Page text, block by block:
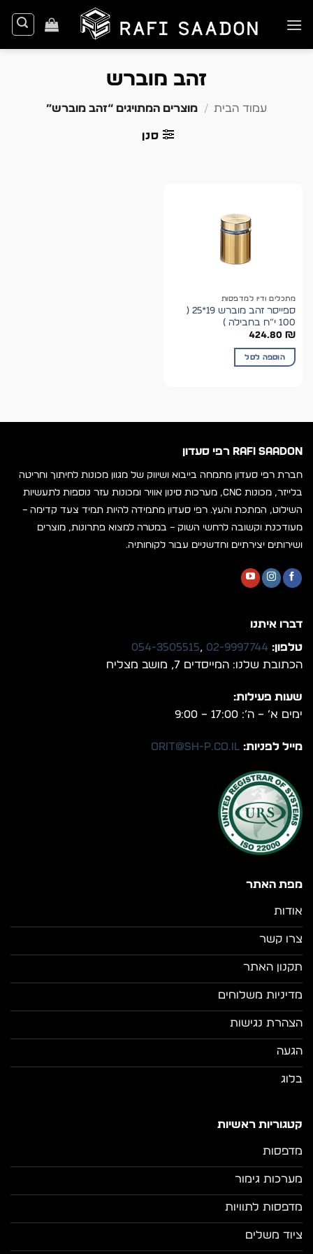
to
זהב מוברש
עמוד הבית / מוצרים המתויגים “זהב מוברש”
סנן
מתכלים ודיו למדפסות
ספייסר זהב מוברש 19*25 (
100 י”ח בחבילה )
424.80 ₪
הוספה לסל
RAFI SAADON רפי סעדון
חברת רפי סעדון מתמחה בייבוא ושיווק של מגוון מכונות לחיתוך וחריטה
בלייזר, מכונות CNC, מערכות סינון אוויר ומכונות עזר נוספות לתעשיות
השילוט, המתכת והעץ. רפי סעדון מתמידה להיות תמיד צעד קדימה –
מעודכנת וקשובה לרחשי השוק – במטרה למצוא פתרונות, מוצרים
ושירותים יצירתיים וחדשניים עבור לקוחותיה.
מפת האתר
אודות
צרו קשר
תקנון האתר
מדיניות משלוחים
הצהרת נגישות
הגעה
בלוג
קטגוריות ראשיות
מדפסות
מערכות גימור
מדפסות לתוויות
ציוד משלים
דברו איתנו
טלפון: 02-9997744
,
054-3505515
הכתובת שלנו: המייסדים 7, מושב מצליח
שעות פעילות:
ימים א’ – ה’: 17:00 – 9:00
מייל לפניות: orit@sh-p.co.il